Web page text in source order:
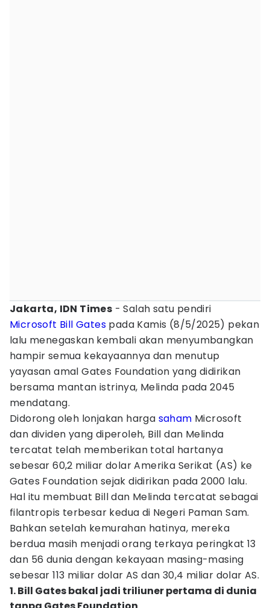
Jakarta, IDN Times - Salah satu pendiri
Microsoft Bill Gates pada Kamis (8/5/2025) pekan
lalu menegaskan kembali akan menyumbangkan
hampir semua kekayaannya dan menutup
yayasan amal Gates Foundation yang didirikan
bersama mantan istrinya, Melinda pada 2045
mendatang.
Didorong oleh lonjakan harga saham Microsoft
dan dividen yang diperoleh, Bill dan Melinda
tercatat telah memberikan total hartanya
sebesar 60,2 miliar dolar Amerika Serikat (AS) ke
Gates Foundation sejak didirikan pada 2000 lalu.
Hal itu membuat Bill dan Melinda tercatat sebagai
filantropis terbesar kedua di Negeri Paman Sam.
Bahkan setelah kemurahan hatinya, mereka
berdua masih menjadi orang terkaya peringkat 13
dan 56 dunia dengan kekayaan masing-masing
sebesar 113 miliar dolar AS dan 30,4 miliar dolar AS.
1. Bill Gates bakal jadi triliuner pertama di dunia